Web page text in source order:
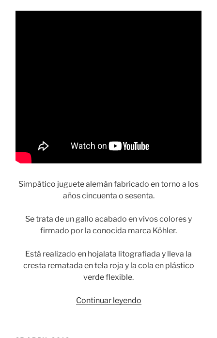
Simpático juguete alemán fabricado en torno a los
años cincuenta o sesenta.
Se trata de un gallo acabado en vivos colores y
firmado por la conocida marca Köhler.
Está realizado en hojalata litografiada y lleva la
cresta rematada en tela roja y la cola en plástico
verde flexible.
Continuar leyendo«El